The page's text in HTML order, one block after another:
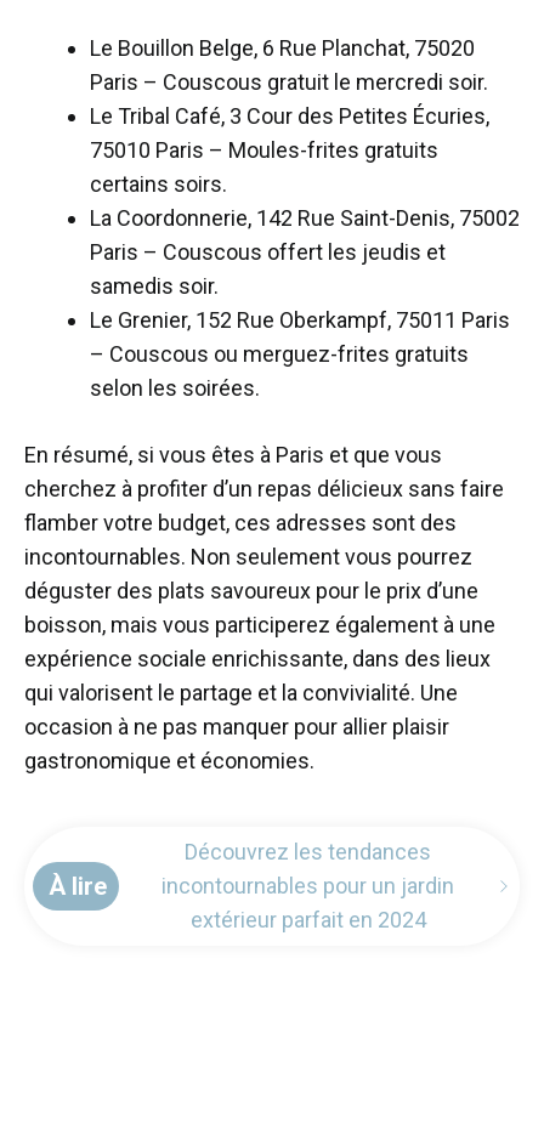
Le Bouillon Belge, 6 Rue Planchat, 75020
Paris – Couscous gratuit le mercredi soir.
Le Tribal Café, 3 Cour des Petites Écuries,
75010 Paris – Moules-frites gratuits
certains soirs.
La Coordonnerie, 142 Rue Saint-Denis, 75002
Paris – Couscous offert les jeudis et
samedis soir.
Le Grenier, 152 Rue Oberkampf, 75011 Paris
– Couscous ou merguez-frites gratuits
selon les soirées.
En résumé, si vous êtes à Paris et que vous
cherchez à profiter d’un repas délicieux sans faire
flamber votre budget, ces adresses sont des
incontournables. Non seulement vous pourrez
déguster des plats savoureux pour le prix d’une
boisson, mais vous participerez également à une
expérience sociale enrichissante, dans des lieux
qui valorisent le partage et la convivialité. Une
occasion à ne pas manquer pour allier plaisir
gastronomique et économies.
À lire
Découvrez les tendances
incontournables pour un jardin
extérieur parfait en 2024